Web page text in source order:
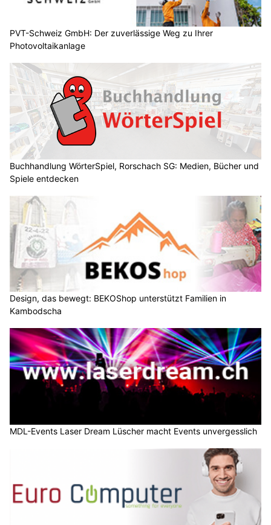
PVT-Schweiz GmbH: Der zuverlässige Weg zu Ihrer
Photovoltaikanlage
Buchhandlung WörterSpiel, Rorschach SG: Medien, Bücher und
Spiele entdecken
Design, das bewegt: BEKOShop unterstützt Familien in
Kambodscha
MDL-Events Laser Dream Lüscher macht Events unvergesslich